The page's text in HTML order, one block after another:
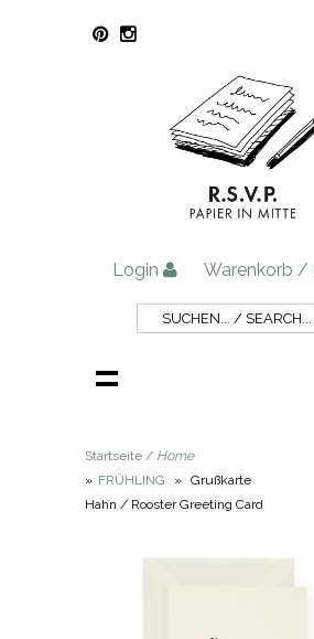
Login Warenkorb /
Startseite / Home
» FRÜHLING » Grußkarte
Hahn / Rooster Greeting Card